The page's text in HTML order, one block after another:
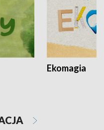
Ekomagia